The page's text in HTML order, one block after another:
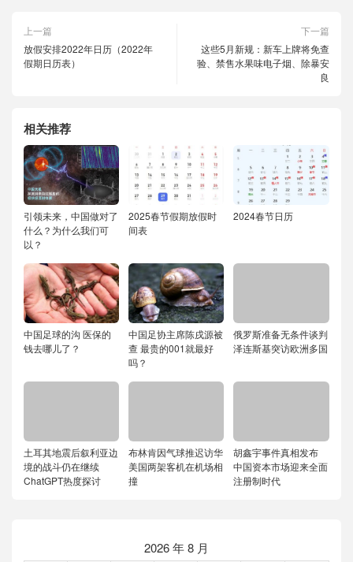
上一篇
放假安排2022年日历（2022年
假期日历表）
下一篇
这些5月新规：新车上牌将免查
验、禁售水果味电子烟、除暴安
良
相关推荐
引领未来，中国做对了
什么？为什么我们可
以？
2025春节假期放假时
间表
2024春节日历
中国足球的沟 医保的
钱去哪儿了？
中国足协主席陈戌源被
查 最贵的001就最好
吗？
俄罗斯准备无条件谈判
泽连斯基突访欧洲多国
土耳其地震后叙利亚边
境的战斗仍在继续
ChatGPT热度探讨
布林肯因气球推迟访华
美国两架客机在机场相
撞
胡鑫宇事件真相发布
中国资本市场迎来全面
注册制时代
2026 年 8 月